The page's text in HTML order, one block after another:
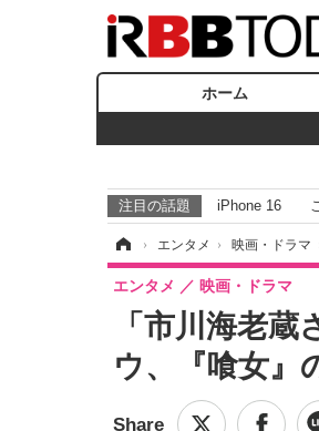
ホーム
注目の話題 iPhone 16
› エンタメ › 映画・ドラマ
「市川海老
ウ、『喰女』
エンタメ 映画・ドラマ